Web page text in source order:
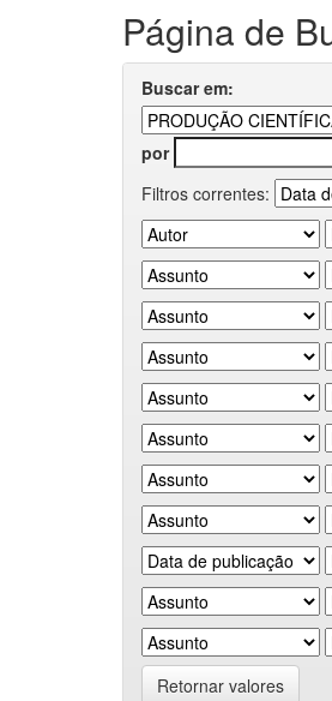
Página de
Buscar em:
por
Filtros correntes:
Retornar valores